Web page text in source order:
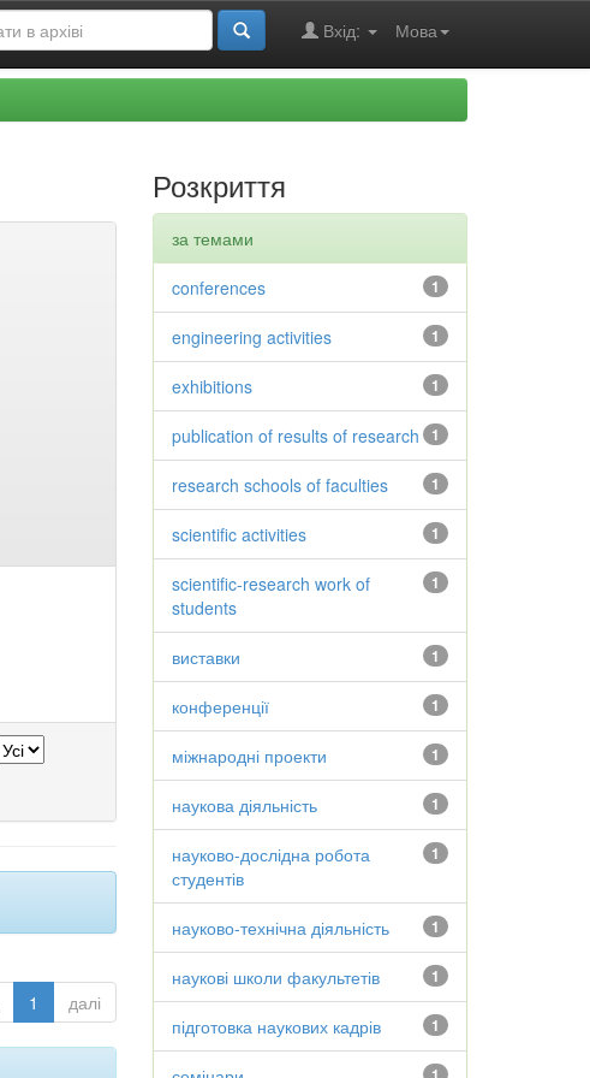
Мова
Вхід:
1 далі
Розкриття
за темами
1
conferences
1
engineering activities
1
exhibitions
1
publication of results of research
1
research schools of faculties
1
scientific activities
1
scientific-research work of
students
1
виставки
1
конференції
1
міжнародні проекти
1
наукова діяльність
1
науково-дослідна робота
студентів
1
науково-технічна діяльність
1
наукові школи факультетів
1
підготовка наукових кадрів